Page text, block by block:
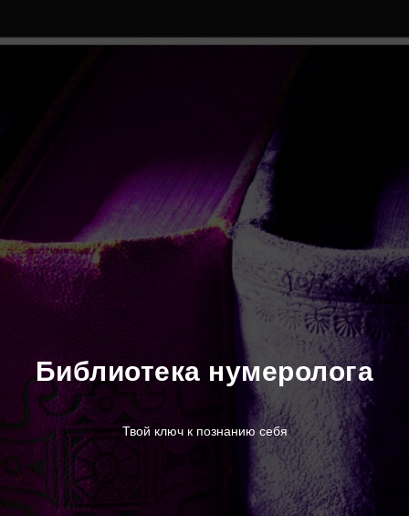
Библиотека нумеролога
Твой ключ к познанию себя